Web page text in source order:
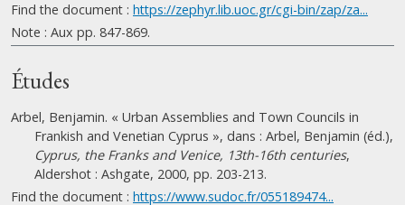
Find the document : https://zephyr.lib.uoc.gr/cgi-bin/zap/za...
Note : Aux pp. 847-869.
Études
Arbel, Benjamin. « Urban Assemblies and Town Councils in
Frankish and Venetian Cyprus », dans : Arbel, Benjamin (éd.),
Cyprus, the Franks and Venice, 13th-16th centuries,
Aldershot : Ashgate, 2000, pp. 203-213.
Find the document : https://www.sudoc.fr/055189474...